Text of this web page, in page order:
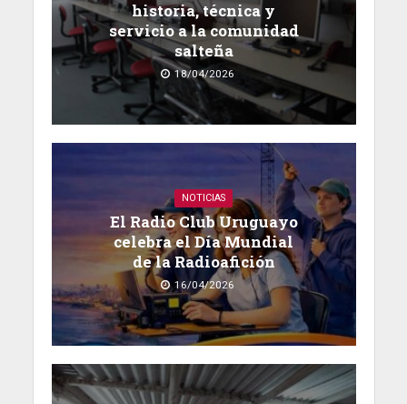
historia, técnica y
servicio a la comunidad
salteña
18/04/2026
NOTICIAS
El Radio Club Uruguayo
celebra el Día Mundial
de la Radioafición
16/04/2026